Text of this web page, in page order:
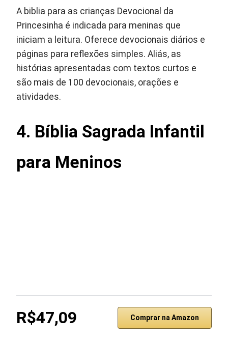
A biblia para as crianças Devocional da
Princesinha é indicada para meninas que
iniciam a leitura. Oferece devocionais diários e
páginas para reflexões simples. Aliás, as
histórias apresentadas com textos curtos e
são mais de 100 devocionais, orações e
atividades.
4. Bíblia Sagrada Infantil
para Meninos
R$47,09 Comprar na Amazon